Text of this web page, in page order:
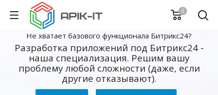
0
Не хватает базового функционала Битрикс24?
Разработка приложений под Битрикс24 -
наша специализация. Решим вашу
проблему любой сложности (даже, если
другие отказывают).